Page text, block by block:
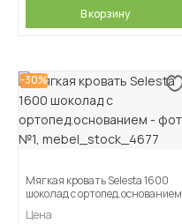
В корзину
-30%
Мягкая кровать Selesta 1600
шоколад с ортопед.основанием
Цена